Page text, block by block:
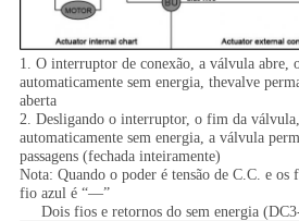
1. O interruptor de conexão, a válvula abre,
automaticamente sem energia, thevalve
aberta
2. Desligando o interruptor, o fim da válvula,
automaticamente sem energia, a válvula
passagens (fechada inteiramente)
Nota: Quando o poder é tensão de C.C. e os
fio azul é “—”
Dois fios e retornos do sem energia